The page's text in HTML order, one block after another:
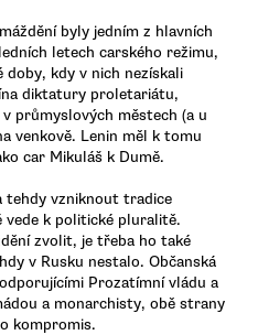
byly jedním z hlavních
letech carského režimu,
kdy v nich nezískali
diktatury proletariátu,
průmyslových městech (a u
venkově. Lenin měl k tomu
car Mikuláš k Dumě.
tehdy vzniknout tradice
k politické pluralitě.
zvolit, je třeba ho také
v Rusku nestalo. Občanská
Prozatímní vládu a
a monarchisty, obě strany
kompromis.